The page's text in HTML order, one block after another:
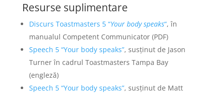
Resurse suplimentare
Discurs Toastmasters 5 “Your body speaks“, în
manualul Competent Communicator (PDF)
Speech 5 “Your body speaks”, susținut de Jason
Turner în cadrul Toastmasters Tampa Bay
(engleză)
Speech 5 “Your body speaks”, susținut de Matt